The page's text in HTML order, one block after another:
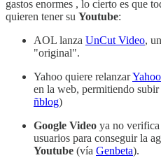
gastos enormes , lo cierto es que
quieren tener su Youtube:
AOL lanza UnCut Video,
"original".
Yahoo quiere relanzar
en la web, permitiendo
ñblog)
Google Video ya no
usuarios para conseguir la
Youtube (vía Genbeta).